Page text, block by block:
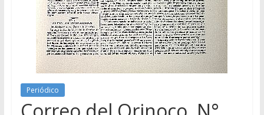
Periódico